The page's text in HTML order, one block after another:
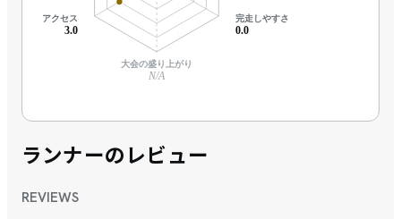
完走しやすさ
0.0
大会の盛り上がり
N/A
アクセス
3.0
ランナーのレビュー
REVIEWS